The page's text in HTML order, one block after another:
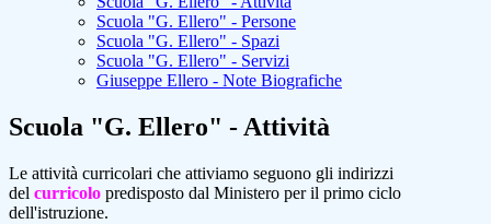
Scuola "G. Ellero" - Persone
Scuola "G. Ellero" - Spazi
Scuola "G. Ellero" - Servizi
Giuseppe Ellero - Note Biografiche
Scuola "G. Ellero" - Attività
Le attività curricolari che attiviamo seguono gli indirizzi
del curricolo predisposto dal Ministero per il primo ciclo
dell'istruzione.